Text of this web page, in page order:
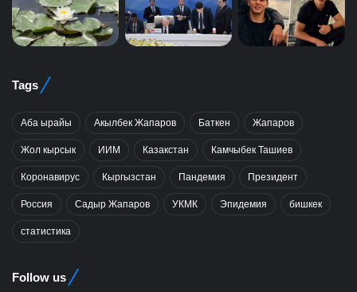
Tags
Аба ырайы Акылбек Жапаров Баткен Жапаров
Жол кырсык ИИМ Казакстан Камчыбек Ташиев
Коронавирус Кыргызстан Пандемия Президент
Россия Садыр Жапаров УКМК Эпидемия бишкек
статистика
Follow us